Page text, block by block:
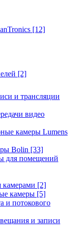
[12]
[2]
и трансляции
видео
камеры Lumens
Bolin [33]
для помещений
камерами [2]
камеры [5]
и потокового
и записи